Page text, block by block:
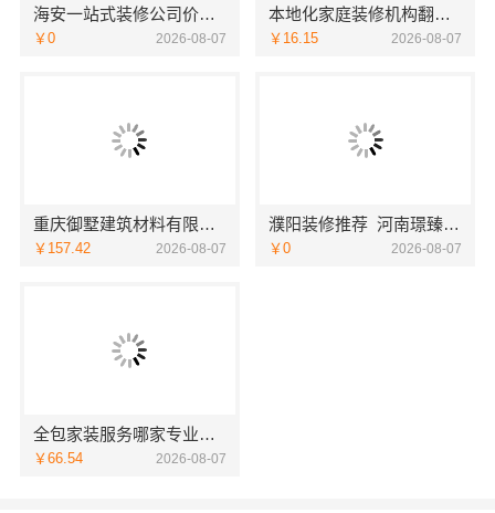
海安一站式装修公司价格南通宏域全宅装饰建材有限公司预算
￥0 2026-08-07
本地化家庭装修机构翻新，嘉兴绿色之家建材科技有限公司
￥16.15 2026-08-07
重庆御墅建筑材料有限公司：本地别墅建造优惠活动抗震防风
￥157.42 2026-08-07
濮阳装修推荐_河南璟臻环保建材有限公司本土深耕全流程一体化服务
￥0 2026-08-07
全包家装服务哪家专业？佛山市雅居美家装饰源头工厂直供服务
￥66.54 2026-08-07